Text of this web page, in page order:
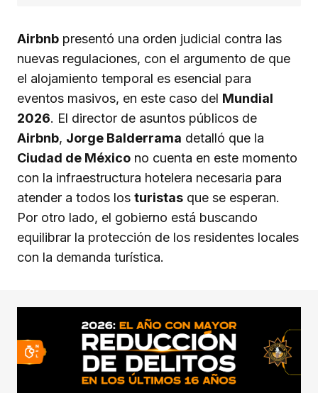
Airbnb presentó una orden judicial contra las
nuevas regulaciones, con el argumento de que
el alojamiento temporal es esencial para
eventos masivos, en este caso del Mundial
2026. El director de asuntos públicos de
Airbnb, Jorge Balderrama detalló que la
Ciudad de México no cuenta en este momento
con la infraestructura hotelera necesaria para
atender a todos los turistas que se esperan.
Por otro lado, el gobierno está buscando
equilibrar la protección de los residentes locales
con la demanda turística.